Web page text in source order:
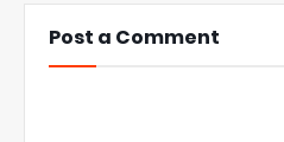
Post a Comment